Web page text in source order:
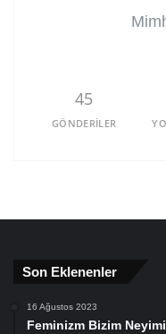
45
GÖNDERILER
Son Eklenenler
16 Ağustos 2023
Feminizm Bizim